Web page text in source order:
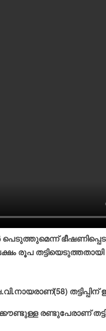
പെടുത്തുമെന്ന്
രൂപ തട്ടിയെടുത്തതായി
രണ്ടുപേരാണ്